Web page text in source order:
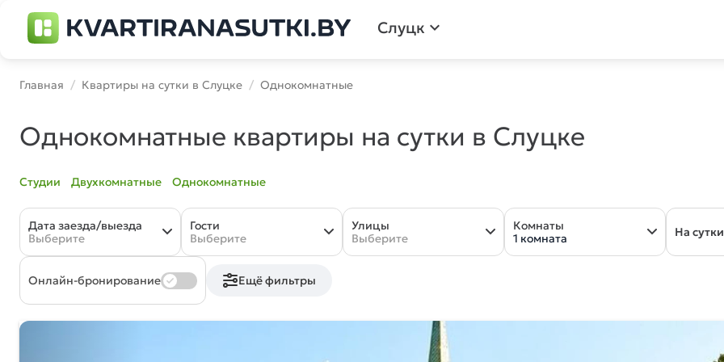
Слуцк expand_more
Главная Квартиры на сутки в Слуцке Однокомнатные
Однокомнатные квартиры на сутки в Слуцке
Студии Двухкомнатные Однокомнатные
Дата заезда/выезда
Выберите
Гости
Выберите
Улицы
Выберите
Комнаты
1 комната
На сутки
Онлайн-бронирование Ещё фильтры